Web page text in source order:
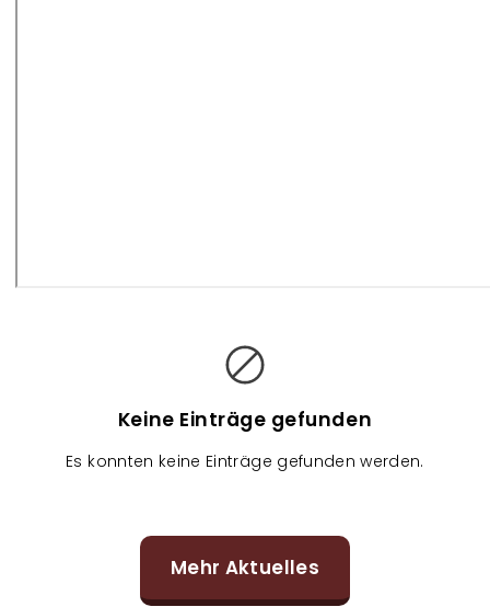
Keine Einträge gefunden
Es konnten keine Einträge gefunden werden.
Mehr Aktuelles